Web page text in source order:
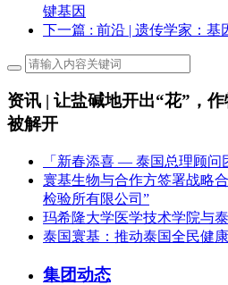
键基因
下一篇 : 前沿 | 遗传学家：
资讯 | 让盐碱地开出“花”，
被解开
「新春添喜 — 泰国总理顾问
寰基生物与合作方签署战略
检验所有限公司”
玛希隆大学医学技术学院与
泰国寰基：推动泰国全民健
集团动态